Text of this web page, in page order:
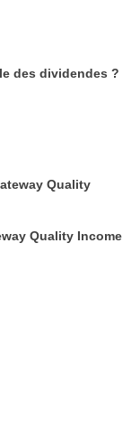
des dividendes ?
Quality
Quality Income